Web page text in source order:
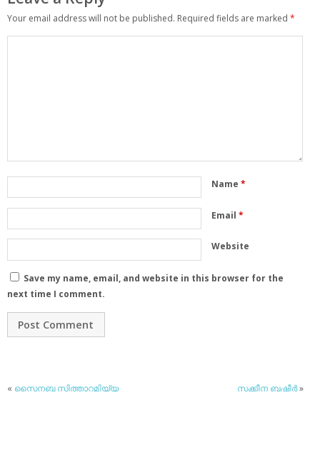
Your email address will not be published. Required fields are marked *
Name *
Email *
Website
Save my name, email, and website in this browser for the
next time I comment.
« സൈനബ സിത്താറമിയ്യ സക്കീന ബഷീര്‍»